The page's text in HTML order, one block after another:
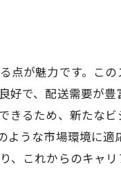
点が魅力です。こ
好で、配送需要が豊
きるため、新たな
ような市場環境に適
、これからのキャ